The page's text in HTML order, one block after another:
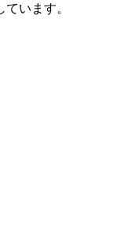
います。